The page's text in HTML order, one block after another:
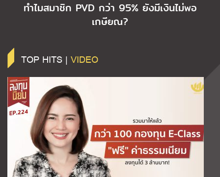
ทำไมสมาชิก PVD กว่า 95% ยังมีเงินไม่พอ
เกษียณ?
TOP HITS | VIDEO